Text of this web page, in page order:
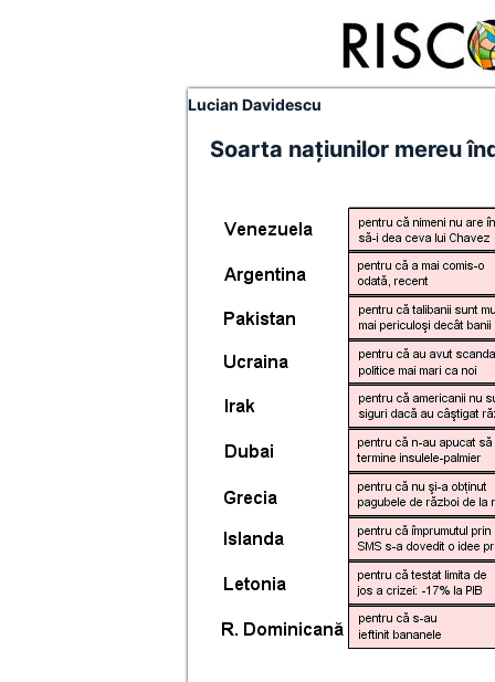
Lucian Davidescu
Soarta naţiunilor mereu